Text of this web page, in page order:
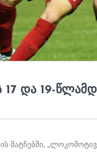
ᲓᲐ 19-
მატჩებში,